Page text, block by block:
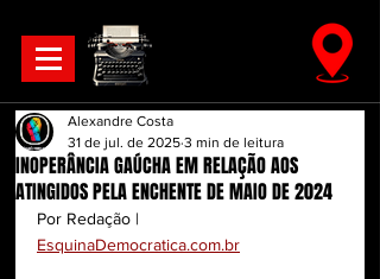
INOPERÂNCIA GAÚCHA EM RELAÇÃO AOS
ATINGIDOS PELA ENCHENTE DE MAIO DE 2024
Alexandre Costa
31 de jul. de 2025 3 min de leitura
Por Redação |
EsquinaDemocratica.com.br